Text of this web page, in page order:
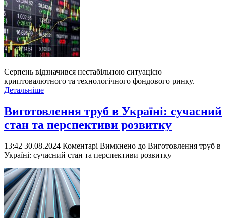
Серпень відзначився нестабільною ситуацією
криптовалютного та технологічного фондового ринку.
Детальніше
Виготовлення труб в Україні: сучасний
стан та перспективи розвитку
13:42 30.08.2024 Коментарі Вимкнено до Виготовлення труб в
Україні: сучасний стан та перспективи розвитку